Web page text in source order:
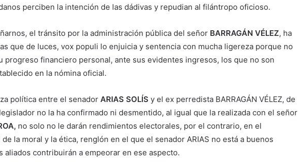
perciben la intención de las dádivas y repudian al filántropo oficioso.
el tránsito por la administración pública del señor BARRAGÁN VÉLEZ, ha
que de luces, vox populi lo enjuicia y sentencia con mucha ligereza porque no
progreso financiero personal, ante sus evidentes ingresos, los que no son
en la nómina oficial.
política entre el senador ARIAS SOLÍS y el ex perredista BARRAGÁN VÉLEZ, de
no la ha confirmado ni desmentido, al igual que la realizada con el señor
no solo no le darán rendimientos electorales, por el contrario, en el
la moral y la ética, renglón en el que el senador ARIAS no está a buenos
aliados contribuirán a empeorar en ese aspecto.